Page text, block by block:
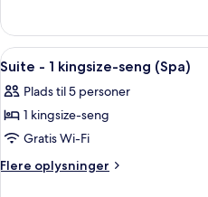
queensize-
senge
(Oversize)
værelse
2
senge
(Oversize)
Indlæs
alle
billeder
af
Suite
-
5
Suite - 1 kingsize-seng (Spa)
Plads til 5 personer
1 kingsize-seng
Gratis Wi-Fi
Flere oplysninger
Flere